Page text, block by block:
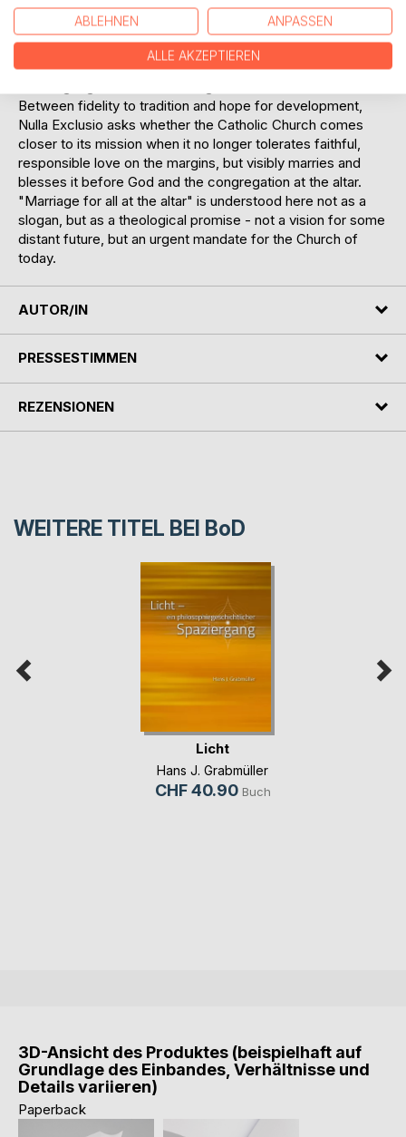
a novelty or a break with the faith, but as a timely
deepening of the Gospel's own sources. In doing so, the
current state of Church teaching is taken seriously-
precisely to make visible its internal tensions and the
Between fidelity to tradition and hope for development,
Nulla Exclusio asks whether the Catholic Church comes
closer to its mission when it no longer tolerates faithful,
responsible love on the margins, but visibly marries and
blesses it before God and the congregation at the altar.
"Marriage for all at the altar" is understood here not as a
slogan, but as a theological promise - not a vision for some
distant future, but an urgent mandate for the Church of
today.
AUTOR/IN
PRESSESTIMMEN
REZENSIONEN
WEITERE TITEL BEI BoD
Licht
Hans J. Grabmüller
CHF 40.90 Buch
3D-Ansicht des Produktes (beispielhaft auf
Grundlage des Einbandes, Verhältnisse und
Details variieren)
Paperback
ABLEHNEN ANPASSEN
ALLE AKZEPTIEREN